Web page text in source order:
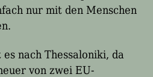
nur mit den Menschen
es nach Thessaloniki, da
von zwei EU-